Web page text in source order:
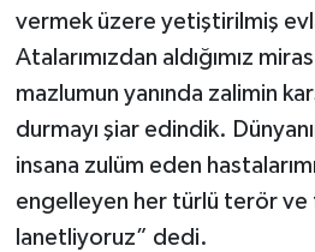
vermek üzere yetiştirilmiş
Atalarımızdan aldığımız
mazlumun yanında zalimin
durmayı şiar edindik.
insana zulüm eden
engelleyen her türlü terör ve
lanetliyoruz” dedi.